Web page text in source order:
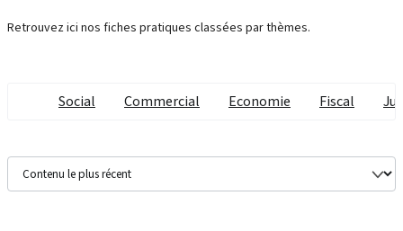
Retrouvez ici nos fiches pratiques classées par thèmes.
Social Commercial Economie Fiscal